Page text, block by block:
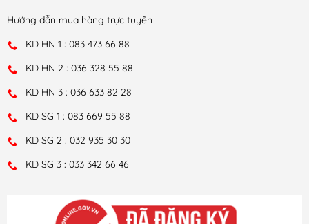
Hướng dẫn mua hàng trực tuyến
KD HN 1 : 083 473 66 88
KD HN 2 : 036 328 55 88
KD HN 3 : 036 633 82 28
KD SG 1 : 083 669 55 88
KD SG 2 : 032 935 30 30
KD SG 3 : 033 342 66 46